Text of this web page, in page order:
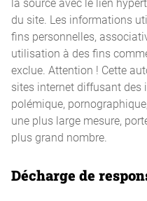
du site. Les informations
fins personnelles,
utilisation à des fins
exclue. Attention ! Cette
sites internet diffusant des
polémique,
une plus large mesure,
plus grand nombre.
Décharge de